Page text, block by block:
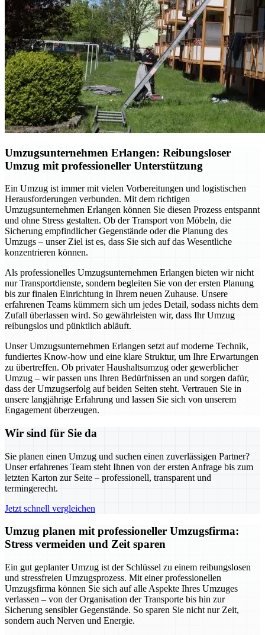
Umzugsunternehmen Erlangen: Reibungsloser
Umzug mit professioneller Unterstützung
Ein Umzug ist immer mit vielen Vorbereitungen und logistischen
Herausforderungen verbunden. Mit dem richtigen
Umzugsunternehmen Erlangen können Sie diesen Prozess entspannt
und ohne Stress gestalten. Ob der Transport von Möbeln, die
Sicherung empfindlicher Gegenstände oder die Planung des
Umzugs – unser Ziel ist es, dass Sie sich auf das Wesentliche
konzentrieren können.
Als professionelles Umzugsunternehmen Erlangen bieten wir nicht
nur Transportdienste, sondern begleiten Sie von der ersten Planung
bis zur finalen Einrichtung in Ihrem neuen Zuhause. Unsere
erfahrenen Teams kümmern sich um jedes Detail, sodass nichts dem
Zufall überlassen wird. So gewährleisten wir, dass Ihr Umzug
reibungslos und pünktlich abläuft.
Unser Umzugsunternehmen Erlangen setzt auf moderne Technik,
fundiertes Know-how und eine klare Struktur, um Ihre Erwartungen
zu übertreffen. Ob privater Haushaltsumzug oder gewerblicher
Umzug – wir passen uns Ihren Bedürfnissen an und sorgen dafür,
dass der Umzugserfolg auf beiden Seiten steht. Vertrauen Sie in
unsere langjährige Erfahrung und lassen Sie sich von unserem
Engagement überzeugen.
Wir sind für Sie da
Sie planen einen Umzug und suchen einen zuverlässigen Partner?
Unser erfahrenes Team steht Ihnen von der ersten Anfrage bis zum
letzten Karton zur Seite – professionell, transparent und
termingerecht.
Jetzt schnell vergleichen
Umzug planen mit professioneller Umzugsfirma:
Stress vermeiden und Zeit sparen
Ein gut geplanter Umzug ist der Schlüssel zu einem reibungslosen
und stressfreien Umzugsprozess. Mit einer professionellen
Umzugsfirma können Sie sich auf alle Aspekte Ihres Umzuges
verlassen – von der Organisation der Transporte bis hin zur
Sicherung sensibler Gegenstände. So sparen Sie nicht nur Zeit,
sondern auch Nerven und Energie.